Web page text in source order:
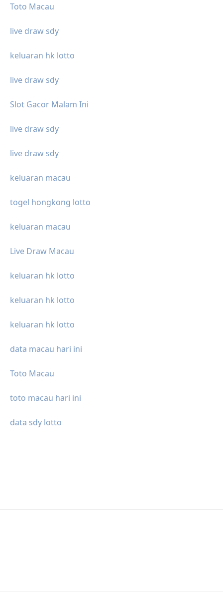
Toto Macau
live draw sdy
keluaran hk lotto
live draw sdy
Slot Gacor Malam Ini
live draw sdy
live draw sdy
keluaran macau
togel hongkong lotto
keluaran macau
Live Draw Macau
keluaran hk lotto
keluaran hk lotto
keluaran hk lotto
data macau hari ini
Toto Macau
toto macau hari ini
data sdy lotto